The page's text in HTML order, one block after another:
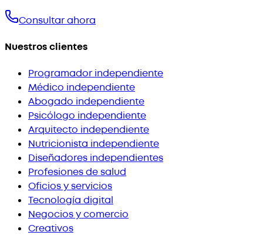
Consultar ahora
Nuestros clientes
Programador independiente
Médico independiente
Abogado independiente
Psicólogo independiente
Arquitecto independiente
Nutricionista independiente
Diseñadores independientes
Profesiones de salud
Oficios y servicios
Tecnología digital
Negocios y comercio
Creativos